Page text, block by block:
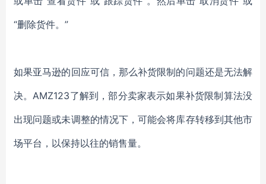
“删除货件。”
如果亚马逊的回应可信，那么补货限制的问题还是无法解
决。AMZ123了解到，部分卖家表示如果补货限制算法没
出现问题或未调整的情况下，可能会将库存转移到其他市
场平台，以保持以往的销售量。